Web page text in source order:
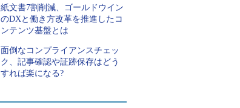
紙文書7割削減、ゴールドウイン
のDXと働き方改革を推進したコ
ンテンツ基盤とは
面倒なコンプライアンスチェッ
ク、記事確認や証跡保存はどう
すれば楽になる?